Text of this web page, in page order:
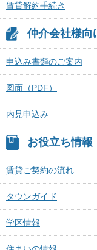
賃貸解約手続き
仲介会社様向
申込み書類のご案内
図面（PDF）
内見申込み
お役立ち情報
賃貸ご契約の流れ
タウンガイド
学区情報